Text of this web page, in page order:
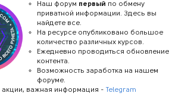
Конфиденциальность
Правообладателям
Наш форум первый по обмену
приватной информации. Здесь вы
найдете все.
На ресурсе опубликовано большое
количество различных курсов.
Ежедневно проводиться обновление
контента.
Возможность заработка на нашем
форуме.
акции, важная информация -Telegram